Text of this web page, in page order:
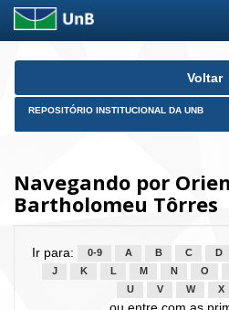
Skip
Voltar
REPOSITÓRIO INSTITUCIONAL DA UNB
Navegando por
Bartholomeu Tôrres
Ir para: 0-9 A B C D
J
K L M N O
U
V W X
ou entre com as